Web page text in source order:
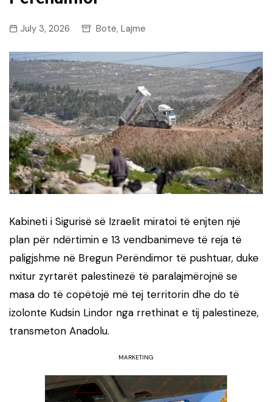
July 3, 2026 Botë, Lajme
Kabineti i Sigurisë së Izraelit miratoi të enjten një
plan për ndërtimin e 13 vendbanimeve të reja të
paligjshme në Bregun Perëndimor të pushtuar, duke
nxitur zyrtarët palestinezë të paralajmërojnë se
masa do të copëtojë më tej territorin dhe do të
izolonte Kudsin Lindor nga rrethinat e tij palestineze,
transmeton Anadolu.
MARKETING